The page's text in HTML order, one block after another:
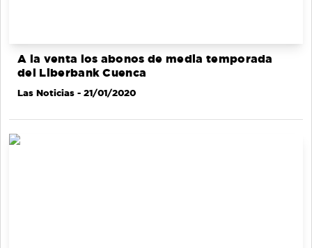
A la venta los abonos de media temporada
del Liberbank Cuenca
Las Noticias - 21/01/2020